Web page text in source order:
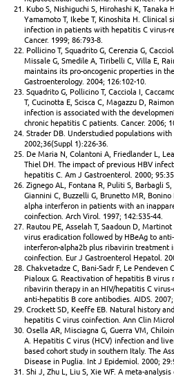
21. Kubo S, Nishiguchi S, Hirohashi K, Tanaka
Yamamoto T, Ikebe T, Kinoshita H.
infection in patients with hepatitis C virus-
Cancer. 1999; 86:793-8.
22. Pollicino T, Squadrito G, Cerenzia G,
Missale G, Smedile A, Tiribelli C, Villa E,
maintains its pro-oncogenic properties in
Gastroenterology. 2004; 126:102-10.
23. Squadrito G, Pollicino T, Cacciola I,
T, Cucinotta E, Scisca C, Magazzu D,
infection is associated with the
chronic hepatitis C patients. Cancer. 2006;
24. Strader DB. Understudied populations
2002;36(Suppl 1):226-36.
25. De Maria N, Colantoni A, Friedlander L,
Thiel DH. The impact of previous HBV
hepatitis C. Am J Gastroenterol. 2000;
26. Zignego AL, Fontana R, Puliti S, Barbagli
Giannini C, Buzzelli G, Brunetto MR,
alpha interferon in patients with an
coinfection. Arch Virol. 1997; 142:535-44.
27. Rautou PE, Asselah T, Saadoun D,
virus eradication followed by HBeAg to
interferon-alpha2b plus ribavirin treatment
coinfection. Eur J Gastroenterol Hepatol.
28. Chakvetadze C, Bani-Sadr F, Le Pendeven
Pialoux G. Reactivation of hepatitis B
ribavirin therapy in an HIV/hepatitis C
anti-hepatitis B core antibodies. AIDS. 2007;
29. Crockett SD, Keeffe EB. Natural history
hepatitis C virus coinfection. Ann Clin
30. Osella AR, Misciagna G, Guerra VM,
A. Hepatitis C virus (HCV) infection and
based cohort study in southern Italy. The
Disease in Puglia. Int J Epidemiol. 2000;
31. Shi J, Zhu L, Liu S, Xie WF. A meta-